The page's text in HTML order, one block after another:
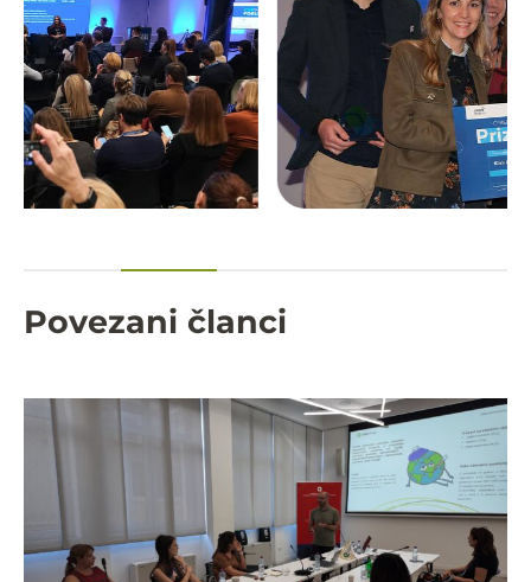
Povezani članci